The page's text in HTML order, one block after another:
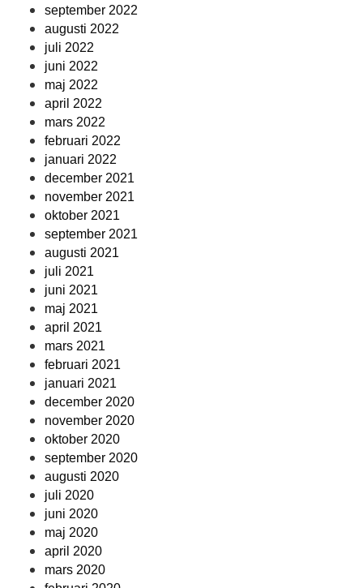
september 2022
augusti 2022
juli 2022
juni 2022
maj 2022
april 2022
mars 2022
februari 2022
januari 2022
december 2021
november 2021
oktober 2021
september 2021
augusti 2021
juli 2021
juni 2021
maj 2021
april 2021
mars 2021
februari 2021
januari 2021
december 2020
november 2020
oktober 2020
september 2020
augusti 2020
juli 2020
juni 2020
maj 2020
april 2020
mars 2020